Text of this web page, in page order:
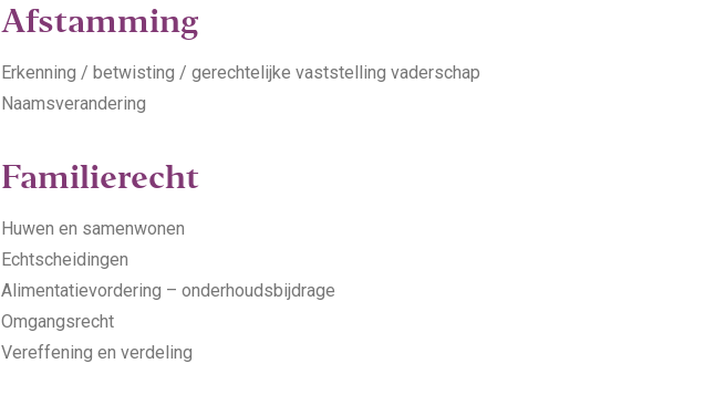
Afstamming
Erkenning / betwisting / gerechtelijke vaststelling vaderschap
Naamsverandering
Familierecht
Huwen en samenwonen
Echtscheidingen
Alimentatievordering – onderhoudsbijdrage
Omgangsrecht
Vereffening en verdeling